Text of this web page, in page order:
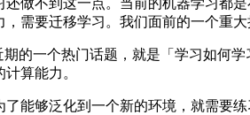
需要迁移学习。我们面前的一个重
一个热门话题，就是「学习如何学
算能力。
够泛化到一个新的环境，就需要练